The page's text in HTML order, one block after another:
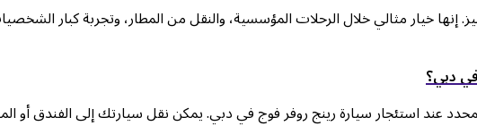
خيار مثالي خلال الرحلات المؤسسية، والنقل من المطار، وتجربة كبار
دبي؟
عند استئجار سيارة رينج روفر فوج في دبي. يمكن نقل سيارتك إلى الفندق أو